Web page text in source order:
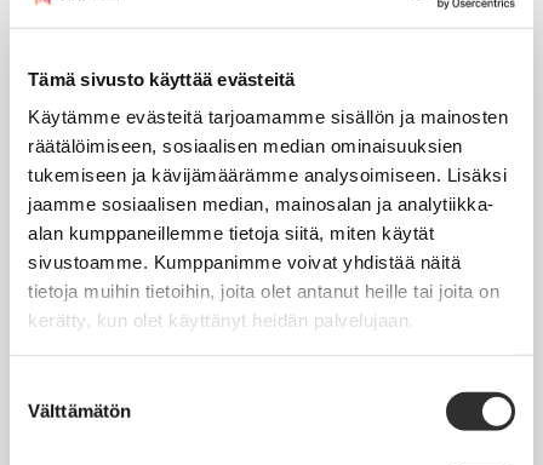
Tämä sivusto käyttää evästeitä
Käytämme evästeitä tarjoamamme sisällön ja mainosten
räätälöimiseen, sosiaalisen median ominaisuuksien
tukemiseen ja kävijämäärämme analysoimiseen. Lisäksi
jaamme sosiaalisen median, mainosalan ja analytiikka-
alan kumppaneillemme tietoja siitä, miten käytät
sivustoamme. Kumppanimme voivat yhdistää näitä
tietoja muihin tietoihin, joita olet antanut heille tai joita on
kerätty, kun olet käyttänyt heidän palvelujaan.
valinta
Välttämätön
puh. (09) 4270 1503
Seuraa meitä somessa:
JÄSENYYS
Henkilöjäsenyys
Jäsenmaksujen työnantajaperintä